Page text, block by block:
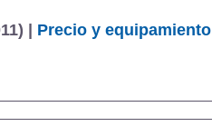
| Precio y equipamiento